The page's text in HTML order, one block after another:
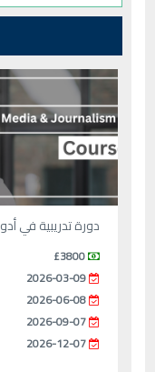
دورة تدريبية في
£3800
2026-03-09
2026-06-08
2026-09-07
2026-12-07